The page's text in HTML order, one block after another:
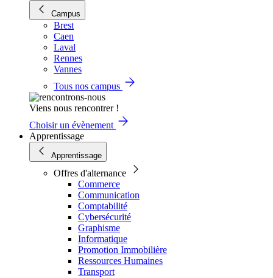
Campus
Brest
Caen
Laval
Rennes
Vannes
Tous nos campus
Viens nous rencontrer !
Choisir un évènement
Apprentissage
Apprentissage
Offres d'alternance
Commerce
Communication
Comptabilité
Cybersécurité
Graphisme
Informatique
Promotion Immobilière
Ressources Humaines
Transport